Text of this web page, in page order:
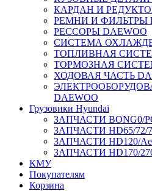
КАРДАН И
РЕМНИ И ФИЛЬТРЫ
РЕССОРЫ DAEWOO
СИСТЕМА
ТОПЛИВНАЯ
ТОРМОЗНАЯ
ХОДОВАЯ ЧАСТЬ
DAEWOO
Грузовики Hyundai
ЗАПЧАСТИ BONG0/
ЗАПЧАСТИ HD65/72/
ЗАПЧАСТИ HD120/
ЗАПЧАСТИ HD170/
КМУ
Покупателям
Корзина